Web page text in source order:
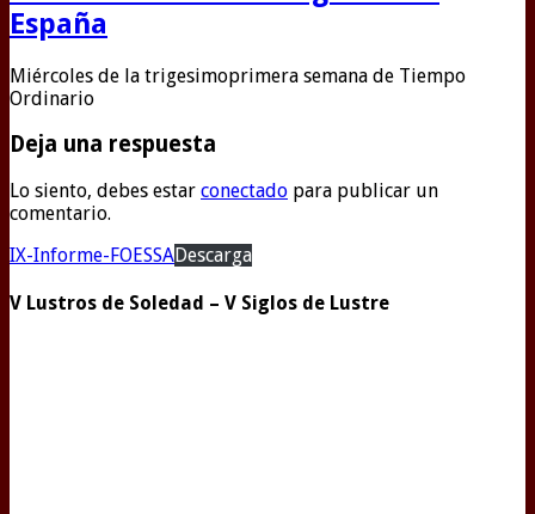
España
Miércoles de la trigesimoprimera semana de Tiempo
Ordinario
Deja una respuesta
Lo siento, debes estar conectado para publicar un
comentario.
IX-Informe-FOESSADescarga
V Lustros de Soledad – V Siglos de Lustre